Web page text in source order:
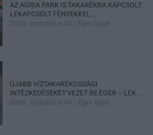
AZ AGRIA PARK IS TAKARÉKRA KAPCSOLT:
LEKAPCSOLT FÉNYEKKEL...
2026. augusztus 04 Eger ügye
ÚJABB VÍZTAKARÉKOSSÁGI
INTÉZKEDÉSEKET VEZET BE EGER – LEK...
2026. augusztus 04 Eger ügye